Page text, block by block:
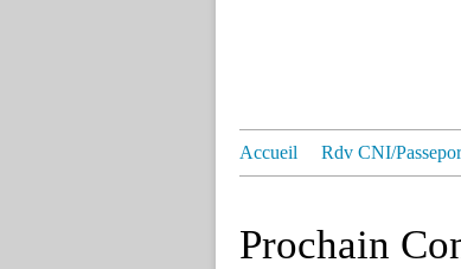
Accueil Rdv CNI/
Prochain